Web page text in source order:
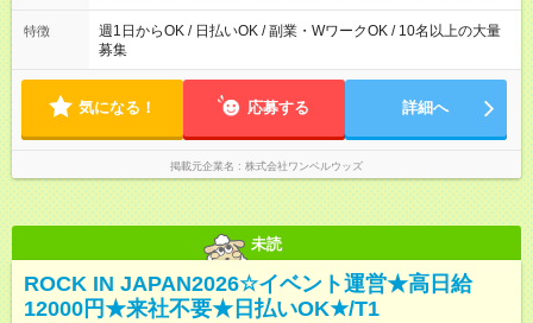
00（実働5.5時間） ▼8/19 09：00～21：00（実働10.5時間）
▼8/20～8/23 10：00～21：00（実働10時間） ※シフトは一部
変更になる可能性があります。
特徴
週1日からOK / 日払いOK / 副業・WワークOK / 10名以上の大量
募集
気になる！ 応募する 詳細へ
掲載元企業名 株式会社ワンベルウッズ
未読
ROCK IN JAPAN2026☆イベント運営★高日給
12000円★来社不要★日払いOK★/T1